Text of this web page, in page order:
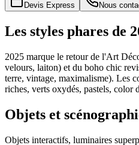
Devis Express Nous
Les styles phares de
2025 marque le retour de l'Art
velours, laiton) et du boho chic
terre, vintage, maximalisme). Les
riches, verts oxydés, pastels, color
Objets et
Objets interactifs, luminaires